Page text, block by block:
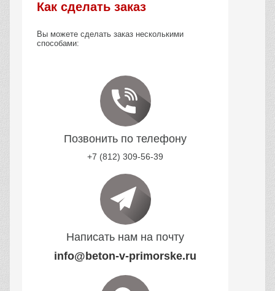
Как сделать заказ
Вы можете сделать заказ несколькими
способами:
Позвонить по телефону
+7 (812) 309-56-39
Написать нам на почту
info@beton-v-primorske.ru